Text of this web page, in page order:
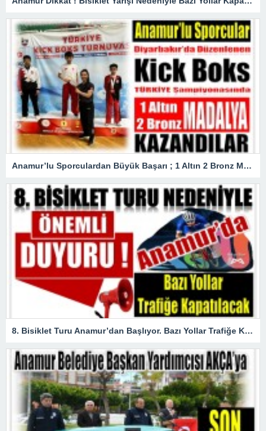
Anamur’lu Sporculardan Büyük Başarı ; 1 Altın 2 Bronz Madalya Kazandılar
8. Bisiklet Turu Anamur’dan Başlıyor. Bazı Yollar Trafiğe Kapatılacak